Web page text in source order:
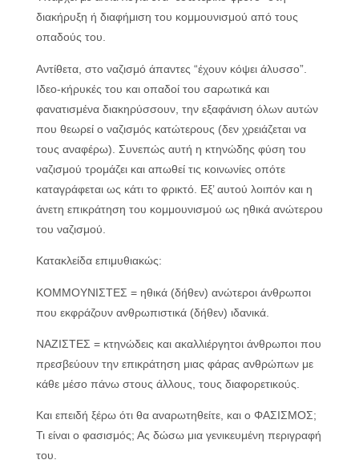
διακήρυξη ή διαφήμιση του κομμουνισμού από τους
οπαδούς του.
Αντίθετα, στο ναζισμό άπαντες “έχουν κόψει άλυσσο”.
Ιδεο-κήρυκές του και οπαδοί του σαρωτικά και
φανατισμένα διακηρύσσουν, την εξαφάνιση όλων αυτών
που θεωρεί ο ναζισμός κατώτερους (δεν χρειάζεται να
τους αναφέρω). Συνεπώς αυτή η κτηνώδης φύση του
ναζισμού τρομάζει και απωθεί τις κοινωνίες οπότε
καταγράφεται ως κάτι το φρικτό. Εξ’ αυτού λοιπόν και η
άνετη επικράτηση του κομμουνισμού ως ηθικά ανώτερου
του ναζισμού.
Κατακλείδα επιμυθιακώς:
ΚΟΜΜΟΥΝΙΣΤΕΣ = ηθικά (δήθεν) ανώτεροι άνθρωποι
που εκφράζουν ανθρωπιστικά (δήθεν) ιδανικά.
ΝΑΖΙΣΤΕΣ = κτηνώδεις και ακαλλιέργητοι άνθρωποι που
πρεσβεύουν την επικράτηση μιας φάρας ανθρώπων με
κάθε μέσο πάνω στους άλλους, τους διαφορετικούς.
Και επειδή ξέρω ότι θα αναρωτηθείτε, και ο ΦΑΣΙΣΜΟΣ;
Τι είναι ο φασισμός; Ας δώσω μια γενικευμένη περιγραφή
του.